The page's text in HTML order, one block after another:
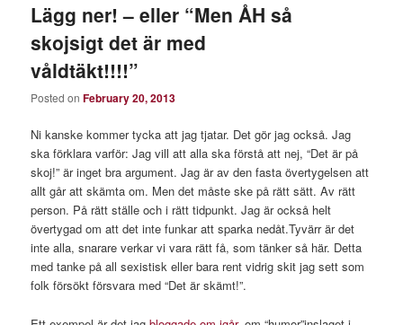
Lägg ner! – eller “Men ÅH så
skojsigt det är med
våldtäkt!!!!”
Posted onFebruary 20, 2013
Ni kanske kommer tycka att jag tjatar. Det gör jag också. Jag
ska förklara varför: Jag vill att alla ska förstå att nej, “Det är på
skoj!” är inget bra argument. Jag är av den fasta övertygelsen att
allt går att skämta om. Men det måste ske på rätt sätt. Av rätt
person. På rätt ställe och i rätt tidpunkt. Jag är också helt
övertygad om att det inte funkar att sparka nedåt.Tyvärr är det
inte alla, snarare verkar vi vara rätt få, som tänker så här. Detta
med tanke på all sexistisk eller bara rent vidrig skit jag sett som
folk försökt försvara med “Det är skämt!”.